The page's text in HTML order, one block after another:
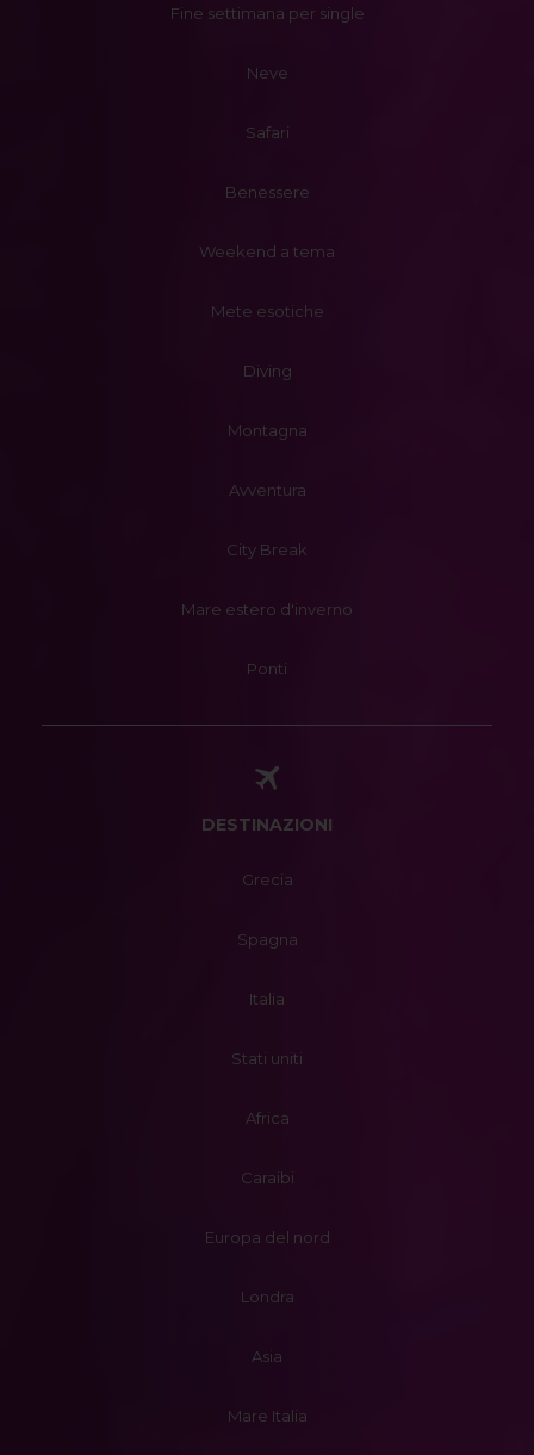
Fine settimana per single
Neve
Safari
Benessere
Weekend a tema
Mete esotiche
Diving
Montagna
Avventura
City Break
Mare estero d'inverno
Ponti
DESTINAZIONI
Grecia
Spagna
Italia
Stati uniti
Africa
Caraibi
Europa del nord
Londra
Asia
Mare Italia